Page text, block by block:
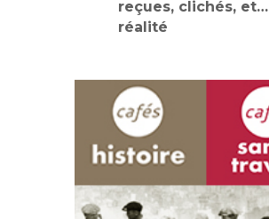
reçues, clichés, et…
réalité